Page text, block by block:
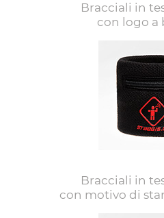
Bracciali in
con logo a
Bracciali in
con motivo di